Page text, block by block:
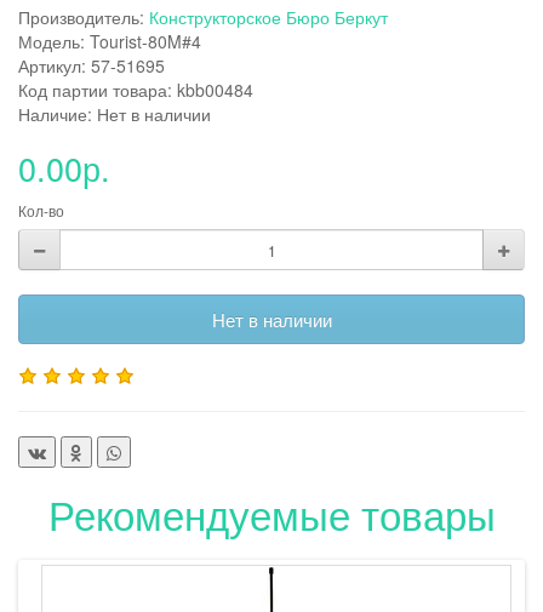
Производитель: Конструкторское Бюро Беркут
Модель: Tourist-80M#4
Артикул: 57-51695
Код партии товара: kbb00484
Наличие: Нет в наличии
0.00р.
Кол-во
Нет в наличии
Рекомендуемые товары